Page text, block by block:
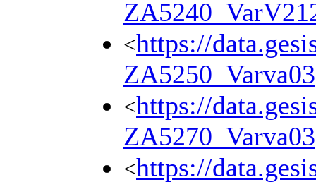
<https://
ZA5250_Varva03
<https://
ZA5270_Varva03
<https://